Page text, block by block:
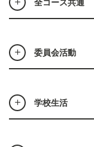
全コース共通
委員会活動
学校生活